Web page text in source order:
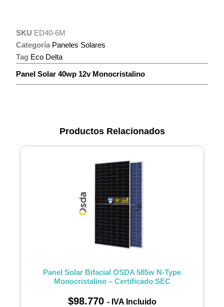
SKU ED40-6M
Categoría Paneles Solares
Tag Eco Delta
Panel Solar 40wp 12v Monocristalino
Productos Relacionados
Panel Solar Bifacial OSDA 585w N-Type
Monocristalino – Certificado SEC
$98.770 - IVA Incluido